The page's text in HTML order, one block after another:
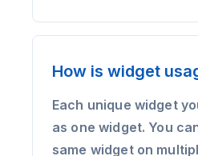
How is widget
Each unique widget
as one widget. You
same widget on